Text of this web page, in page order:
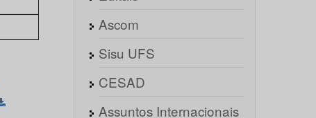
Ascom
Sisu UFS
CESAD
Assuntos Internacionais